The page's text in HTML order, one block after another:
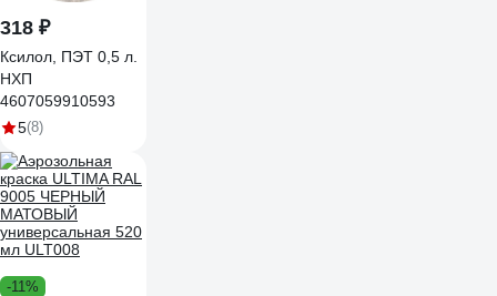
318 ₽
Ксилол, ПЭТ 0,5 л.
НХП
4607059910593
5(8)
-11%